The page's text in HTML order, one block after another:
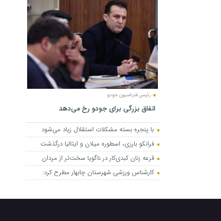
رئیس فدراسیون جودو
اتفاق بزرگی برای جودو رخ می‌دهد
با پنجره بسته مشکلات استقلال زیاد می‌شود
فرانکو بارزی، اسطوره میلان و ایتالیا درگذشت
قرعه زنان کبدی‌کار در ناگویا سخت‌تر از مردان
کارشناس ورزشی شهرستان چابهار مطرح کرد: